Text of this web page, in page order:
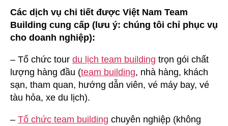
Các dịch vụ chi tiết được Việt Nam Team
Building cung cấp (lưu ý: chúng tôi chỉ phục vụ
cho doanh nghiệp):
– Tổ chức tour du lịch team building trọn gói chất
lượng hàng đầu (team building, nhà hàng, khách
sạn, tham quan, hướng dẫn viên, vé máy bay, vé
tàu hỏa, xe du lịch).
– Tổ chức team building chuyên nghiệp (không